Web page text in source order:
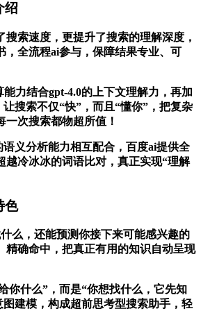
绍
索速度，更提升了搜索的理解深度，
，全流程ai参与，保障结果专业、可
能力结合gpt-4.0的上下文理解力，再加
让搜索不仅“快”，而且“懂你”，把复杂
一次搜索都物超所值！
语义分析能力相互配合，百度ai提供全
越冷冰冰的词语比对，真正实现“理解
色
么，还能预测你接下来可能感兴趣的
精确命中，把真正有用的知识自动呈现
你什么”，而是“你想找什么，它先知
建模，构成超前思考型搜索助手，轻